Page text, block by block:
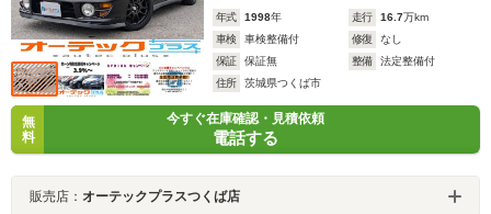
年式 1998年 走行 16.7万km
車検
車検整備付 修復
なし
保証
保証無 整備
法定整備付
住所
茨城県つくば市
無
料
今すぐ在庫確認・見積依頼
電話する
販売店： オーテックプラスつくば店